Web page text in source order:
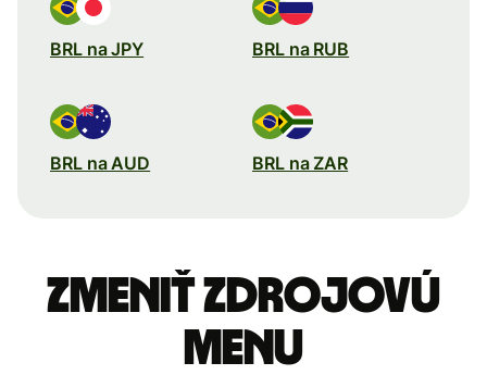
BRL na JPY BRL na RUB
BRL na AUD BRL na ZAR
Zmeniť zdrojovú
menu